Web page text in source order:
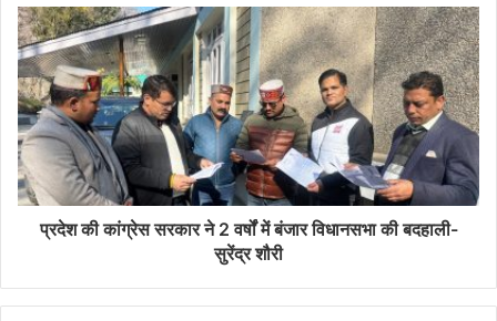
प्रदेश की कांग्रेस सरकार ने 2 वर्षों में बंजार विधानसभा की बदहाली-
सुरेंद्र शौरी